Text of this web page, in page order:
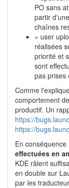
PO sans
partir
chaînes
« user
réalisées
priorité et
sont
pas prises
Comme
comportement
productif. Un
https://
https://
En conséquence
effectuées en
KDE râlent
en double sur
par les